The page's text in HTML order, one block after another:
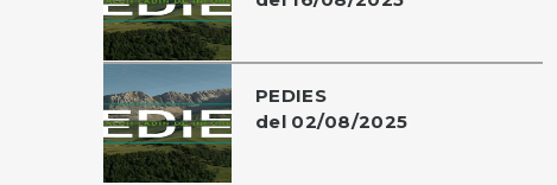
PEDIES
del 02/08/2025